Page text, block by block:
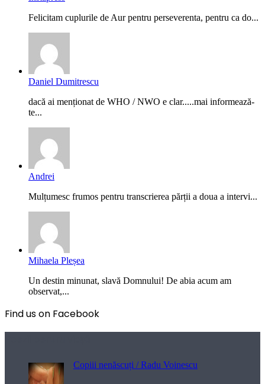
Felicitam cuplurile de Aur pentru perseverenta, pentru ca do...
Daniel Dumitrescu
dacă ai menționat de WHO / NWO e clar.....mai informează-
te...
Andrei
Mulțumesc frumos pentru transcrierea părții a doua a intervi...
Mihaela Pleșea
Un destin minunat, slavă Domnului! De abia acum am
observat,...
Find us on Facebook
Copiii nenăscuți / Radu Voinescu